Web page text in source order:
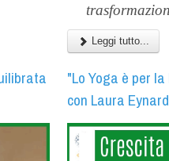
Leggi tutto...
"Lo Yoga è per
con Laura